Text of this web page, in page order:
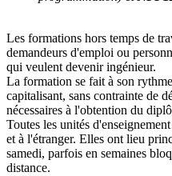
Les formations hors temps de
demandeurs d'emploi ou
qui veulent devenir ingénieur.
La formation se fait à son
capitalisant, sans contrainte de
nécessaires à l'obtention du
Toutes les unités
et à l'étranger. Elles ont lieu
samedi, parfois en semaines
distance.